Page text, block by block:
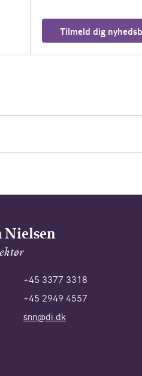
Tilmeld dig
Nielsen
+45 3377 3318
+45 2949 4557
snn@di.dk